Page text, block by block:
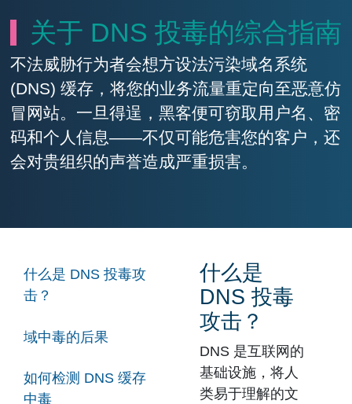
关于 DNS 投毒的综合指南
不法威胁行为者会想方设法污染域名系统
(DNS) 缓存，将您的业务流量重定向至恶意仿
冒网站。一旦得逞，黑客便可窃取用户名、密
码和个人信息——不仅可能危害您的客户，还
会对贵组织的声誉造成严重损害。
什么是 DNS 投毒攻
击？
域中毒的后果
如何检测 DNS 缓存
中毒
什么是
DNS 投毒
攻击？
DNS 是互联网的
基础设施，将人
类易于理解的文